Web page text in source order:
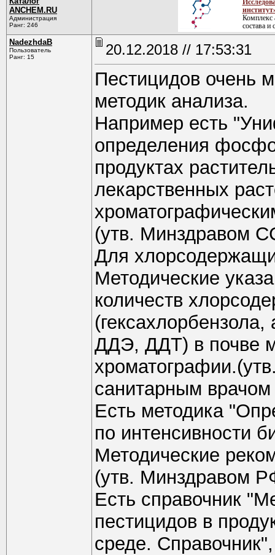
ANCHEM.RU
Администрация
Ранг: 246
Комплекс
состава и
NadezhdaB
Пользователь
Ранг: 15
20.12.2018 // 17:53:31
Пестицидов очень
методик анализа.
Например есть
определения
продуктах
лекарственных
(утв. Минздравом
Для
Методические
количеств
ДДЭ, ДДТ) в почве
санитарным
Есть методика
по интенсивности
Методические
(утв. Минздравом
Есть справочник
пестицидов в
среде.